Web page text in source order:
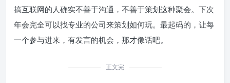
搞互联网的人确实不善于沟通，不善于策划这种聚会。下次
年会完全可以找专业的公司来策划如何玩。最起码的，让每
一个参与进来，有发言的机会，那才像话吧。
正文完